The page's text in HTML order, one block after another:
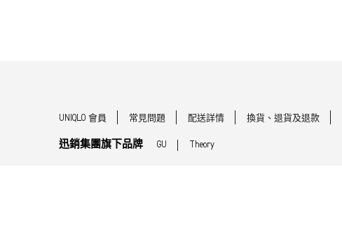
UNIQLO 會員 常見問題 配送詳情 換貨、退貨及退款
迅銷集團旗下品牌 GU Theory